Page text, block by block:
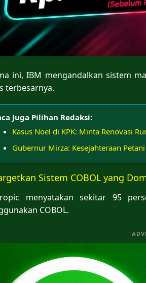
ini, IBM mengandalkan sistem
terbesarnya.
Juga Pilihan Redaksi:
Kasus Noel di KPK: Minta Renovasi
Gubernur Mirza: Kesejahteraan
Sistem COBOL yang
menyatakan sekitar 95
COBOL.